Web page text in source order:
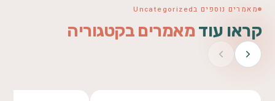
מאמרים נוספים בUncategorized
קראו עודמאמרים בקטגוריה